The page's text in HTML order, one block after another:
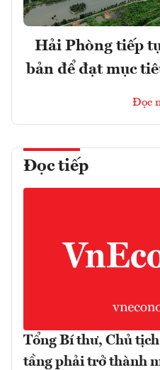
Hải Phòng tiếp
bản để đạt mục
Đọc
Đọc tiếp
Tổng Bí thư, Chủ
tầng phải trở thành